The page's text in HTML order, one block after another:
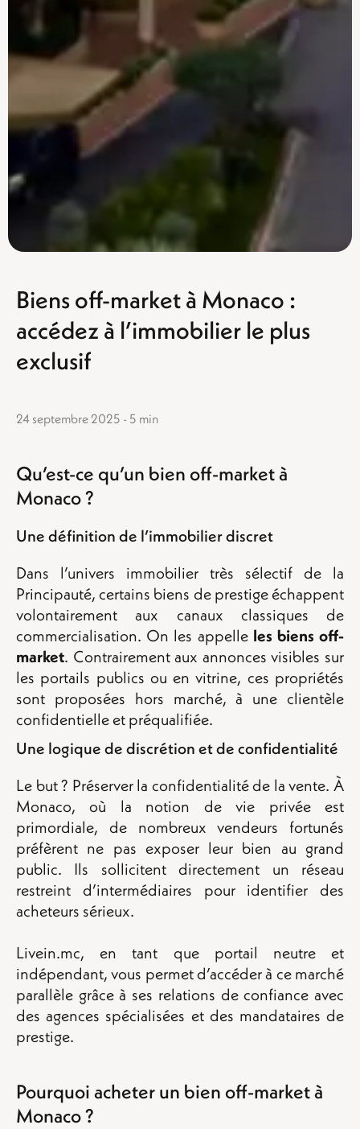
Biens off-market à Monaco :
accédez à l’immobilier le plus
exclusif
24 septembre 2025 - 5 min
Qu’est-ce qu’un bien off-market à
Monaco ?
Une définition de l’immobilier discret
Dans l’univers immobilier très sélectif de la
Principauté, certains biens de prestige échappent
volontairement aux canaux classiques de
commercialisation. On les appelleles biens off-
market. Contrairement aux annonces visibles sur
les portails publics ou en vitrine, ces propriétés
sont proposées hors marché, à une clientèle
confidentielle et préqualifiée.
Une logique de discrétion et de confidentialité
Le but ? Préserver la confidentialité de la vente. À
Monaco, où la notion de vie privée est
primordiale, de nombreux vendeurs fortunés
préfèrent ne pas exposer leur bien au grand
public. Ils sollicitent directement un réseau
restreint d’intermédiaires pour identifier des
acheteurs sérieux.
Livein.mc, en tant que portail neutre et
indépendant, vous permet d’accéder à ce marché
parallèle grâce à ses relations de confiance avec
des agences spécialisées et des mandataires de
prestige.
Pourquoi acheter un bien off-market à
Monaco ?